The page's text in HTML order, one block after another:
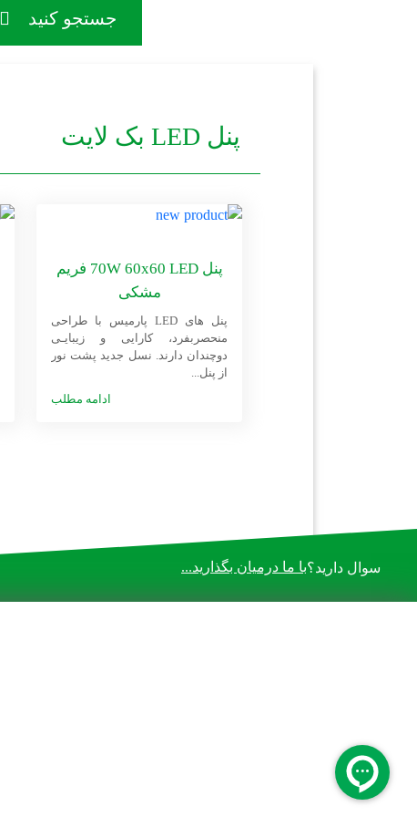
جستجو کنید
پنل LED بک لایت
پنل 70W 60x60 LED فریم
مشکی
پنل های LED پارمیس با طراحی
منحصربفرد، کارایی و زیبایـی
دوچندان دارند. نسل جدید پشت نور
از پنل‌...
ادامه مطلب
سوال دارید؟با ما درمیان بگذارید...
حقوق تمامی مطالب، متعلق به شرکت پارمیس می باشد